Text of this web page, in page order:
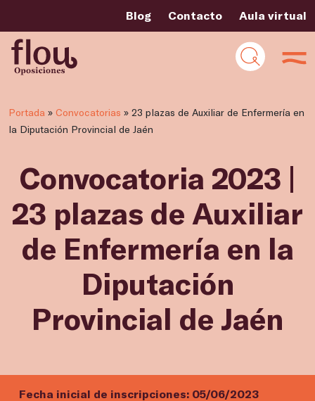
Blog Contacto Aula virtual
Portada » Convocatorias » 23 plazas de Auxiliar de Enfermería en
la Diputación Provincial de Jaén
Convocatoria 2023 |
23 plazas de Auxiliar
de Enfermería en la
Diputación
Provincial de Jaén
Fecha inicial de inscripciones: 05/06/2023